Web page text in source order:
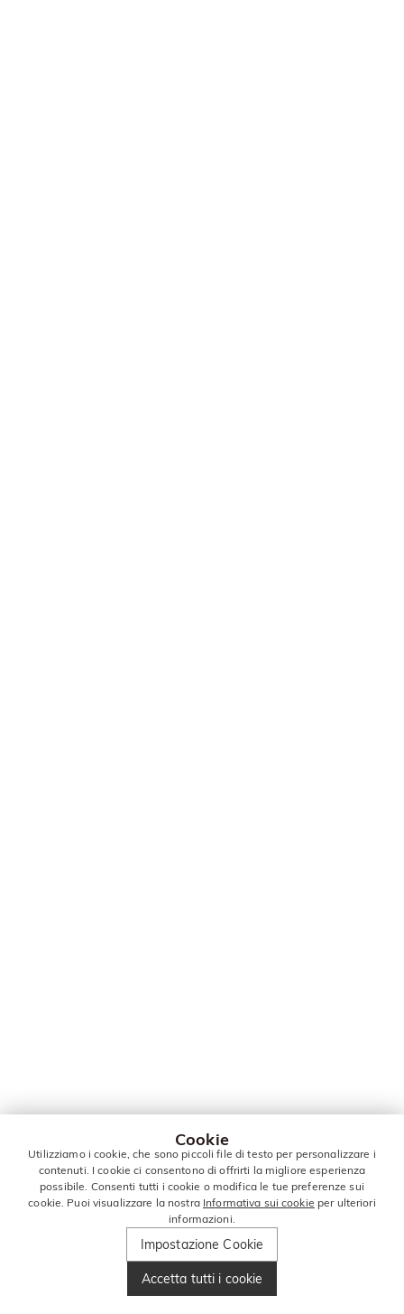
Cookie
Utilizziamo i cookie, che sono piccoli file di testo per personalizzare i
contenuti. I cookie ci consentono di offrirti la migliore esperienza
possibile. Consenti tutti i cookie o modifica le tue preferenze sui
cookie. Puoi visualizzare la nostra Informativa sui cookie per ulteriori
informazioni.
Impostazione Cookie
Accetta tutti i cookie